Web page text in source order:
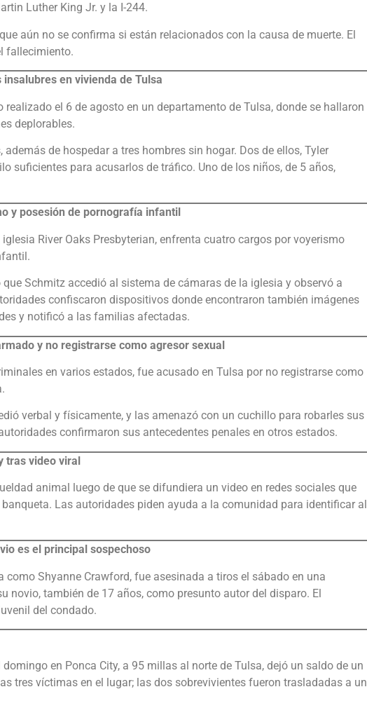
Luther King Jr. y la I-244.
aún no se confirma si están relacionados con la causa de muerte. El
fallecimiento.
en vivienda de Tulsa
el 6 de agosto en un departamento de Tulsa, donde se hallaron
deplorables.
de hospedar a tres hombres sin hogar. Dos de ellos, Tyler
suficientes para acusarlos de tráfico. Uno de los niños, de 5 años,
y posesión de pornografía infantil
River Oaks Presbyterian, enfrenta cuatro cargos por voyerismo
Schmitz accedió al sistema de cámaras de la iglesia y observó a
confiscaron dispositivos donde encontraron también imágenes
y notificó a las familias afectadas.
y no registrarse como agresor sexual
en varios estados, fue acusado en Tulsa por no registrarse como
verbal y físicamente, y las amenazó con un cuchillo para robarles sus
confirmaron sus antecedentes penales en otros estados.
tras video viral
animal luego de que se difundiera un video en redes sociales que
Las autoridades piden ayuda a la comunidad para identificar al
es el principal sospechoso
Shyanne Crawford, fue asesinada a tiros el sábado en una
novio, también de 17 años, como presunto autor del disparo. El
del condado.
en Ponca City, a 95 millas al norte de Tulsa, dejó un saldo de un
tres víctimas en el lugar; las dos sobrevivientes fueron trasladadas a un